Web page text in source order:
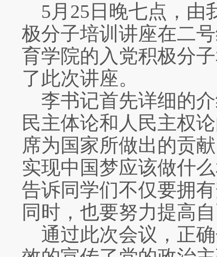
5月25日晚七点，由
极分子培训讲座在二
育学院的入党积极分
了此次讲座。
李书记首先详细的
民主体论和人民主权
席为国家所做出的贡
实现中国梦应该做什
告诉同学们不仅要拥
同时，也要努力提高
通过此次会议，正